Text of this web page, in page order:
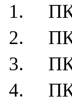
1.
2.
3.
4.